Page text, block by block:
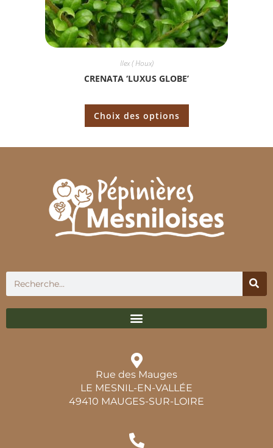
Ilex ( Houx)
CRENATA ‘LUXUS GLOBE’
Choix des options
Rue des Mauges
LE MESNIL-EN-VALLÉE
49410 MAUGES-SUR-LOIRE